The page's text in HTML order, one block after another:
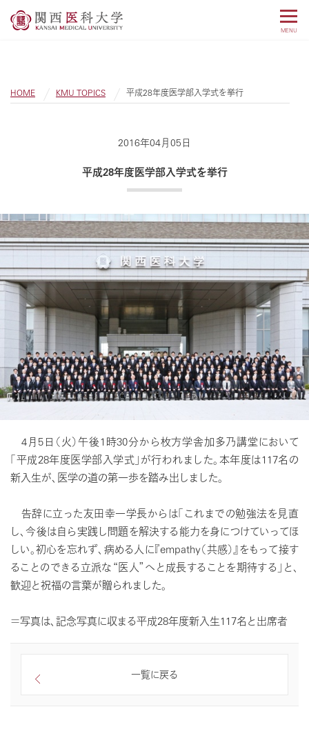
MENU
HOME KMU TOPICS 平成28年度医学部入学式を挙行
2016年04月05日
平成28年度医学部入学式を挙行
4月5日（火）午後1時30分から枚方学舎加多乃講堂において
「平成28年度医学部入学式」が行われました。本年度は117名の
新入生が、医学の道の第一歩を踏み出しました。
告辞に立った友田幸一学長からは「これまでの勉強法を見直
し、今後は自ら実践し問題を解決する能力を身につけていってほ
しい。初心を忘れず、病める人に『empathy（共感）』をもって接す
ることのできる立派な“医人”へと成長することを期待する」と、
歓迎と祝福の言葉が贈られました。
＝写真は、記念写真に収まる平成28年度新入生117名と出席者
一覧に戻る